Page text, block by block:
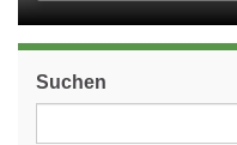
Suchen